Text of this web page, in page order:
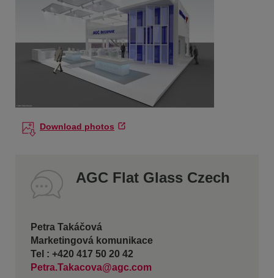
Download photos
AGC Flat Glass Czech
Petra Takáčová
Marketingová komunikace
Tel : +420 417 50 20 42
Petra.Takacova@agc.com